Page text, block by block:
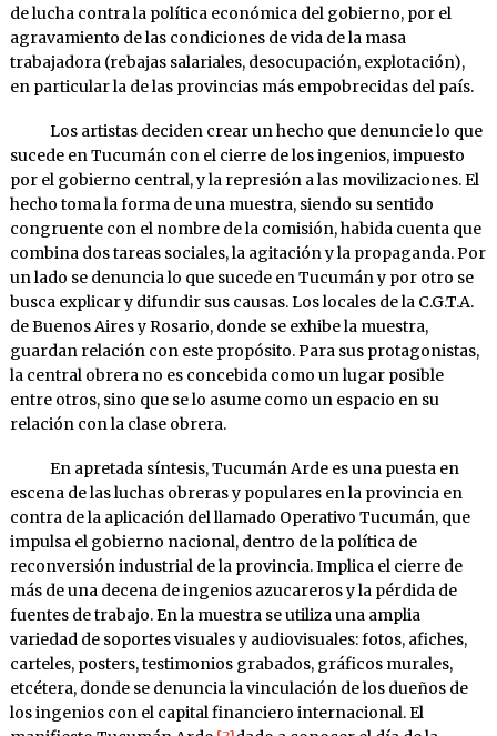
de lucha contra la política económica del gobierno, por el
agravamiento de las condiciones de vida de la masa
trabajadora (rebajas salariales, desocupación, explotación),
en particular la de las provincias más empobrecidas del país.
Los artistas deciden crear un hecho que denuncie lo que
sucede en Tucumán con el cierre de los ingenios, impuesto
por el gobierno central, y la represión a las movilizaciones. El
hecho toma la forma de una muestra, siendo su sentido
congruente con el nombre de la comisión, habida cuenta que
combina dos tareas sociales, la agitación y la propaganda. Por
un lado se denuncia lo que sucede en Tucumán y por otro se
busca explicar y difundir sus causas. Los locales de la C.G.T.A.
de Buenos Aires y Rosario, donde se exhibe la muestra,
guardan relación con este propósito. Para sus protagonistas,
la central obrera no es concebida como un lugar posible
entre otros, sino que se lo asume como un espacio en su
relación con la clase obrera.
En apretada síntesis, Tucumán Arde es una puesta en
escena de las luchas obreras y populares en la provincia en
contra de la aplicación del llamado Operativo Tucumán, que
impulsa el gobierno nacional, dentro de la política de
reconversión industrial de la provincia. Implica el cierre de
más de una decena de ingenios azucareros y la pérdida de
fuentes de trabajo. En la muestra se utiliza una amplia
variedad de soportes visuales y audiovisuales: fotos, afiches,
carteles, posters, testimonios grabados, gráficos murales,
etcétera, donde se denuncia la vinculación de los dueños de
los ingenios con el capital financiero internacional. El